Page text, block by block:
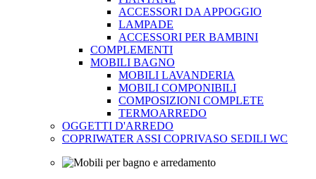
ACCESSORI DA APPOGGIO
LAMPADE
ACCESSORI PER BAMBINI
COMPLEMENTI
MOBILI BAGNO
MOBILI LAVANDERIA
MOBILI COMPONIBILI
COMPOSIZIONI COMPLETE
TERMOARREDO
OGGETTI D'ARREDO
COPRIWATER ASSI COPRIVASO SEDILI WC